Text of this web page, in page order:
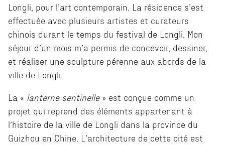
Longli, pour l’art contemporain. La résidence s’est
effectuée avec plusieurs artistes et curateurs
chinois durant le temps du festival de Longli. Mon
séjour d’un mois m’a permis de concevoir, dessiner,
et réaliser une sculpture pérenne aux abords de la
ville de Longli.
La « lanterne sentinelle» est conçue comme un
projet qui reprend des éléments appartenant à
l’histoire de la ville de Longli dans la province du
Guizhou en Chine. L’architecture de cette cité est